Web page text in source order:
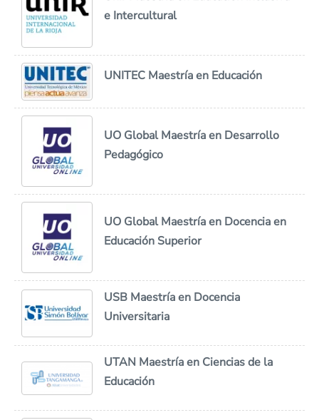
e Intercultural
UNITEC Maestría en Educación
UO Global Maestría en Desarrollo
Pedagógico
UO Global Maestría en Docencia en
Educación Superior
USB Maestría en Docencia
Universitaria
UTAN Maestría en Ciencias de la
Educación